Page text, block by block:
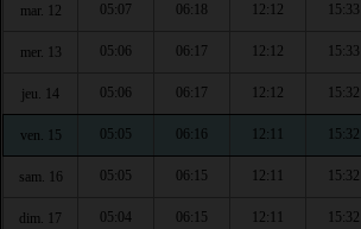
mar. 12 05:07 06:18 12:12 15:33
mer. 13 05:06 06:17 12:12 15:33
jeu. 14 05:06 06:17 12:12 15:32
ven. 15 05:05 06:16 12:11 15:32
sam. 16 05:05 06:15 12:11 15:32
dim. 17 05:04 06:15 12:11 15:32